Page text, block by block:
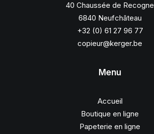
40 Chaussée de Recogne
6840 Neufchâteau
+32 (0) 61 27 96 77
copieur@kerger.be
Menu
Accueil
Boutique en ligne
Papeterie en ligne